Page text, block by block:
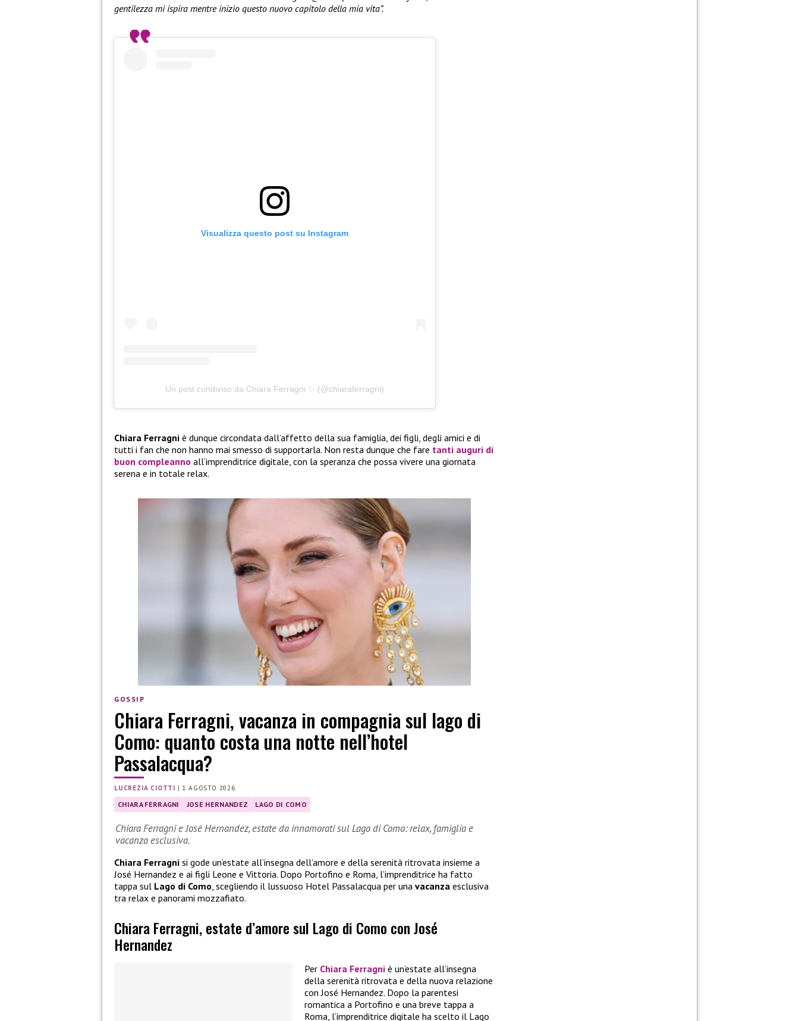
gentilezza mi ispira mentre inizio questo nuovo capitolo della mia vita”.
Visualizza questo post su Instagram
Un post condiviso da Chiara Ferragni ✨ (@chiaraferragni)
Chiara Ferragni è dunque circondata dall’affetto della sua famiglia, dei figli, degli amici e di
tutti i fan che non hanno mai smesso di supportarla. Non resta dunque che fare tanti auguri di
buon compleanno all’imprenditrice digitale, con la speranza che possa vivere una giornata
serena e in totale relax.
GOSSIP
Chiara Ferragni, vacanza in compagnia sul lago di
Como: quanto costa una notte nell’hotel
Passalacqua?
LUCREZIA CIOTTI | 1 AGOSTO 2026
CHIARA FERRAGNI JOSE HERNANDEZ LAGO DI COMO
Chiara Ferragni e José Hernandez, estate da innamorati sul Lago di Como: relax, famiglia e
vacanza esclusiva.
Chiara Ferragni si gode un’estate all’insegna dell’amore e della serenità ritrovata insieme a
José Hernandez e ai figli Leone e Vittoria. Dopo Portofino e Roma, l’imprenditrice ha fatto
tappa sul Lago di Como , scegliendo il lussuoso Hotel Passalacqua per una vacanza esclusiva
tra relax e panorami mozzafiato.
Chiara Ferragni, estate d’amore sul Lago di Como con José
Hernandez
Per Chiara Ferragni è un’estate all’insegna
della serenità ritrovata e della nuova relazione
con José Hernandez. Dopo la parentesi
romantica a Portofino e una breve tappa a
Roma, l’imprenditrice digitale ha scelto il Lago